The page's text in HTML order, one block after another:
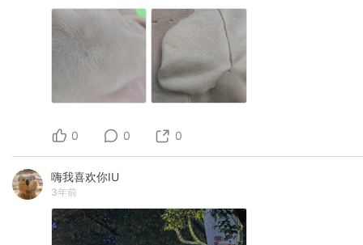
0 0 0
嗨我喜欢你IU
3年前